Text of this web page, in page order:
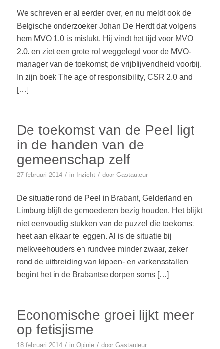
We schreven er al eerder over, en nu meldt ook de
Belgische onderzoeker Johan De Herdt dat volgens
hem MVO 1.0 is mislukt. Hij vindt het tijd voor MVO
2.0. en ziet een grote rol weggelegd voor de MVO-
manager van de toekomst; de vrijblijvendheid voorbij.
In zijn boek The age of responsibility, CSR 2.0 and
[…]
De toekomst van de Peel ligt
in de handen van de
gemeenschap zelf
27 februari 2014 / in Inzicht / door Gastauteur
De situatie rond de Peel in Brabant, Gelderland en
Limburg blijft de gemoederen bezig houden. Het blijkt
niet eenvoudig stukken van de puzzel die toekomst
heet aan elkaar te leggen. Al is de situatie bij
melkveehouders en rundvee minder zwaar, zeker
rond de uitbreiding van kippen- en varkensstallen
begint het in de Brabantse dorpen soms […]
Economische groei lijkt meer
op fetisjisme
18 februari 2014 / in Opinie / door Gastauteur